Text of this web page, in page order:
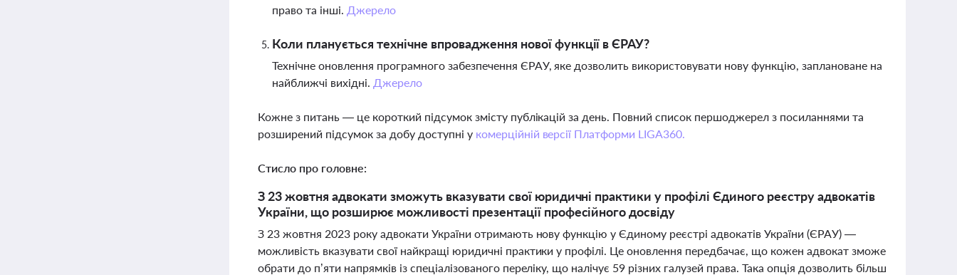
право та інші. Джерело
Коли планується технічне впровадження нової функції в ЄРАУ?
Технічне оновлення програмного забезпечення ЄРАУ, яке дозволить використовувати нову функцію, заплановане на
найближчі вихідні. Джерело
Кожне з питань — це короткий підсумок змісту публікацій за день. Повний список першоджерел з посиланнями та
розширений підсумок за добу доступні у комерційній версії Платформи LIGA360.
Стисло про головне:
З 23 жовтня адвокати зможуть вказувати свої юридичні практики у профілі Єдиного реєстру адвокатів
України, що розширює можливості презентації професійного досвіду
З 23 жовтня 2023 року адвокати України отримають нову функцію у Єдиному реєстрі адвокатів України (ЄРАУ) —
можливість вказувати свої найкращі юридичні практики у профілі. Це оновлення передбачає, що кожен адвокат зможе
обрати до п’яти напрямків із спеціалізованого переліку, що налічує 59 різних галузей права. Така опція дозволить більш